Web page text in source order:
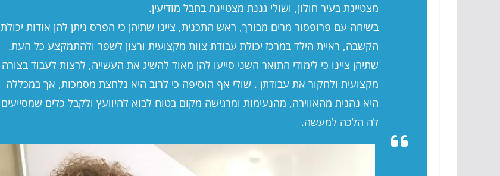
מצטיינת בעיר חולון, ושולי גננת מצטיינת בחבל מודיעין.
בשיחה עם פרופסור מרים מבורך, ראש התכנית, ציינו שתיהן כי הפרס ניתן להן אודות יכולת
הקשבה, ראיית הילד במרכז יכולת עבודת צוות מקצועית ורצון לשפר ולהתמקצע כל העת.
שתיהן ציינו כי לימודי התואר השני סייעו להן מאוד להשיג את העשייה, לרצות לעבוד בצורה
מקצועית ולחקור את עבודתן . שולי אף הוסיפה כי לרוב היא נלחצת מסמכות, אך במכללה
היא נהנית מהאווירה, מהנעימות ומרגישה מקום בטוח לבוא להיוועץ ולקבל כלים שמסייעים
לה הלכה למעשה.